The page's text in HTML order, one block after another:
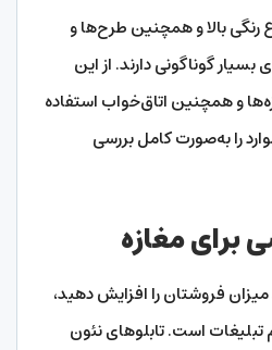
رنگی بالا و همچنین طرح‌ها و
گوناگونی دارند. از این
و همچنین اتاق‌خواب استفاده
را به‌صورت کامل بررسی
برای مغازه
میزان فروشتان را افزایش دهید،
است. تابلوهای نئون